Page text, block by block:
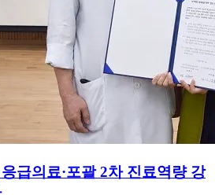
급의료·포괄 2차 진료역량 강